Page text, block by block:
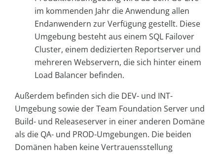
im kommenden Jahr die Anwendung allen
Endanwendern zur Verfügung gestellt. Diese
Umgebung besteht aus einem SQL Failover
Cluster, einem dedizierten Reportserver und
mehreren Webservern, die sich hinter einem
Load Balancer befinden.
Außerdem befinden sich die DEV- und INT-
Umgebung sowie der Team Foundation Server und
Build- und Releaseserver in einer anderen Domäne
als die QA- und PROD-Umgebungen. Die beiden
Domänen haben keine Vertrauensstellung